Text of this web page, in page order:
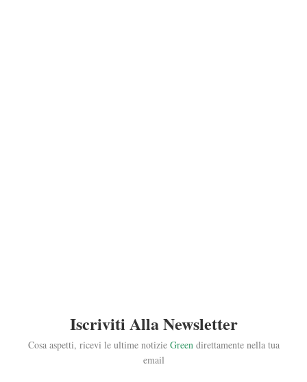
Iscriviti Alla Newsletter
Cosa aspetti, ricevi le ultime notizie Greendirettamente nella tua
email